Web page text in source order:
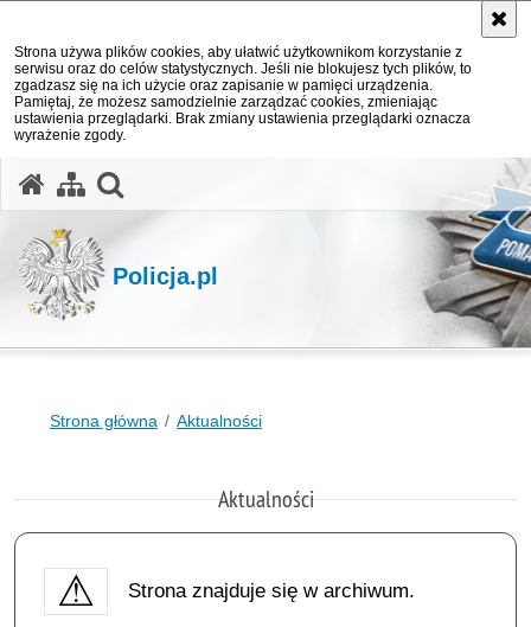
Strona używa plików cookies, aby ułatwić użytkownikom korzystanie z
serwisu oraz do celów statystycznych. Jeśli nie blokujesz tych plików, to
zgadzasz się na ich użycie oraz zapisanie w pamięci urządzenia.
Pamiętaj, że możesz samodzielnie zarządzać cookies, zmieniając
ustawienia przeglądarki. Brak zmiany ustawienia przeglądarki oznacza
wyrażenie zgody.
Policja.pl
Strona główna Aktualności
Aktualności
Strona znajduje się w archiwum.